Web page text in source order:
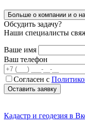
Больше о компании и о
Обсудить задачу?
Наши специалисты
Ваше имя
Ваш телефон
Согласен с
Кадастр и геодезия в